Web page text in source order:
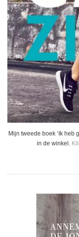
Mijn tweede boek ‘Ik heb
in de winkel.